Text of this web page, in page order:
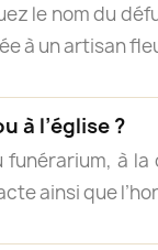
le nom du
à un artisan
à l’église ?
à
ainsi que